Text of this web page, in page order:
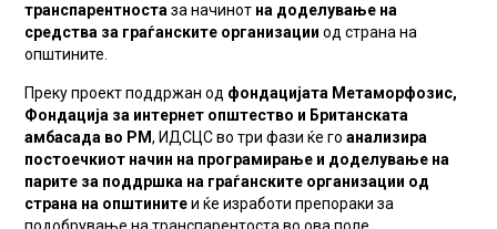
транспарентностаза начинот на доделување на
средства за граѓанските организации од страна на
општините.
Преку проект поддржан од фондацијата Метаморфозис,
Фондација за интернет општество и Британската
амбасада во РМ, ИДСЦС во три фази ќе гоанализира
постоечкиот начин на програмирање и доделување на
парите за поддршка на граѓанските организации од
страна на општинитеи ќе изработи препораки за
подобрување на транспарентоста во ова поле.